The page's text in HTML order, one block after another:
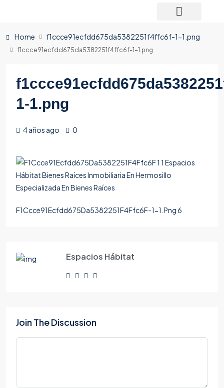
Home f1ccce91ecfdd675da5382251f4ffc6f-1-1.png
f1ccce91ecfdd675da5382251f4ffc6f-1-1.png
1-1.png
4 años ago 0
F1Ccce91Ecfdd675Da5382251F4Ffc6F-1-1.Png 6
Espacios Hábitat
Join The Discussion